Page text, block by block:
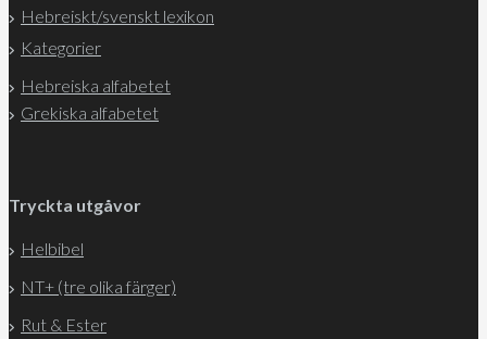
Hebreiskt/svenskt lexikon
Kategorier
Hebreiska alfabetet
Grekiska alfabetet
Tryckta utgåvor
Helbibel
NT+ (tre olika färger)
Rut & Ester